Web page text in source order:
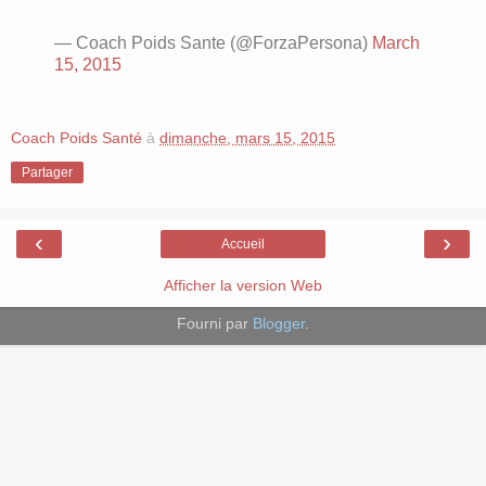
— Coach Poids Sante (@ForzaPersona) March
15, 2015
Coach Poids Santé à dimanche, mars 15, 2015
Partager
‹ ›
Accueil
Afficher la version Web
Fourni par Blogger.